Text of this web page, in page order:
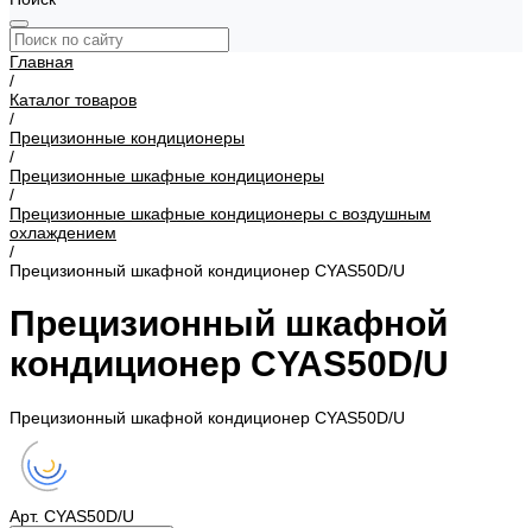
Главная
/
Каталог товаров
/
Прецизионные кондиционеры
/
Прецизионные шкафные кондиционеры
/
Прецизионные шкафные кондиционеры с воздушным
охлаждением
/
Прецизионный шкафной кондиционер CYAS50D/U
Прецизионный шкафной
кондиционер CYAS50D/U
Прецизионный шкафной кондиционер CYAS50D/U
Арт. CYAS50D/U